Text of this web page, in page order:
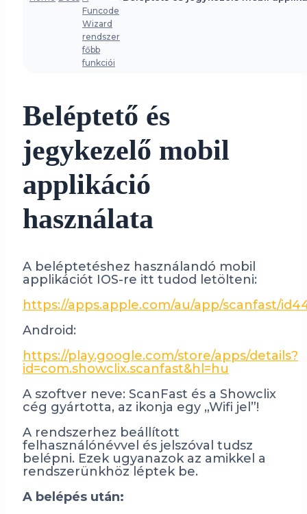
Funcode
Wizard
rendszer
főbb
funkciói
Beléptető és
jegykezelő mobil
applikáció
használata
A beléptetéshez használandó mobil
applikációt IOS-re itt tudod letölteni:
https://apps.apple.com/au/app/scanfast/
Android:
https://play.google.com/store/apps/details?
id=com.showclix.scanfast&hl=hu
A szoftver neve: ScanFast és a Showclix
cég gyártotta, az ikonja egy „Wifi jel”!
A rendszerhez beállított
felhasználónévvel és jelszóval tudsz
belépni. Ezek ugyanazok az amikkel a
rendszerünkhöz léptek be.
A belépés után: